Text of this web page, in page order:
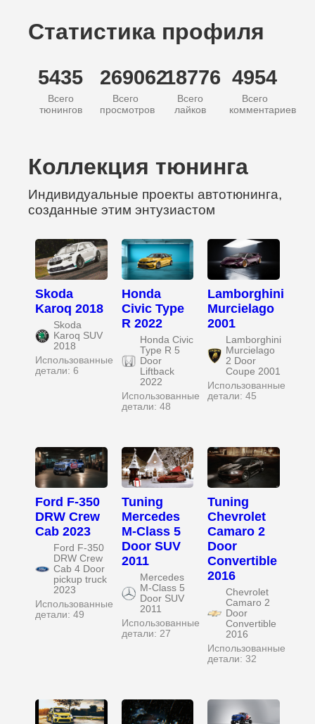
Статистика профиля
5435
Всего
тюнингов
269062
Всего
просмотров
18776
Всего
лайков
4954
Всего
комментариев
Коллекция тюнинга
Индивидуальные проекты автотюнинга,
созданные этим энтузиастом
Skoda
Karoq 2018
Skoda
Karoq SUV
2018
Использованные
детали: 6
Honda
Civic Type
R 2022
Honda Civic
Type R 5
Door
Liftback
2022
Использованные
детали: 48
Lamborghini
Murcielago
2001
Lamborghini
Murcielago
2 Door
Coupe 2001
Использованные
детали: 45
Ford F-350
DRW Crew
Cab 2023
Ford F-350
DRW Crew
Cab 4 Door
pickup truck
2023
Использованные
детали: 49
Tuning
Mercedes
M-Class 5
Door SUV
2011
Mercedes
M-Class 5
Door SUV
2011
Использованные
детали: 27
Tuning
Chevrolet
Camaro 2
Door
Convertible
2016
Chevrolet
Camaro 2
Door
Convertible
2016
Использованные
детали: 32